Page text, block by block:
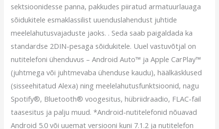
sektsioonidesse panna, pakkudes piiratud armatuurlauaga
sõidukitele esmaklassilist uuenduslahendust juhtide
meelelahutusvajaduste jaoks. . Seda saab paigaldada ka
standardse 2DIN-pesaga sõidukitele. Uuel vastuvõtjal on
nutitelefoni ühenduvus – Android Auto™ ja Apple CarPlay™
(juhtmega või juhtmevaba ühenduse kaudu), häälkäsklused
(sisseehitatud Alexa) ning meelelahutusfunktsioonid, nagu
Spotify®, Bluetooth® voogesitus, hübriidraadio, FLAC-fail
taasesitus ja palju muud. *Android-nutitelefonid nõuavad
Android 5.0 või uuemat versiooni kuni 7.1.2 ja nutitelefon